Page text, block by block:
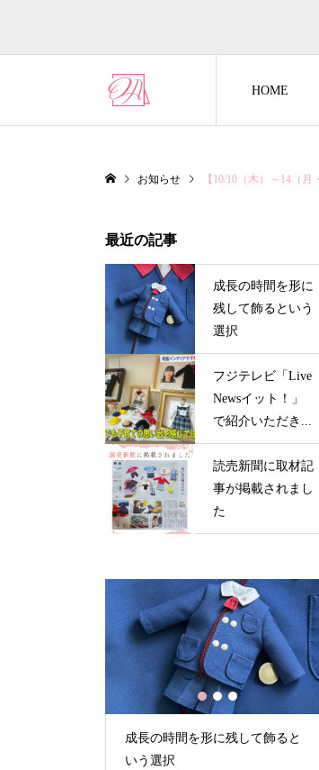
HOME
お知らせ 【10/10（木）～14（
最近の記事
成長の時間を形に
残して飾るという
選択
フジテレビ「Live
Newsイット！」
で紹介いただき...
読売新聞に取材記
事が掲載されまし
た
成長の時間を形に残して飾ると
いう選択
1 2 3